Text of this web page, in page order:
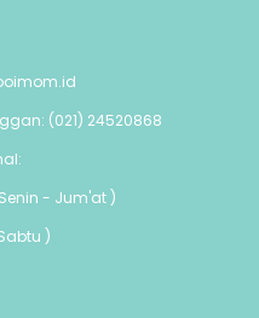
(021) 24520868
- Jum'at )
)